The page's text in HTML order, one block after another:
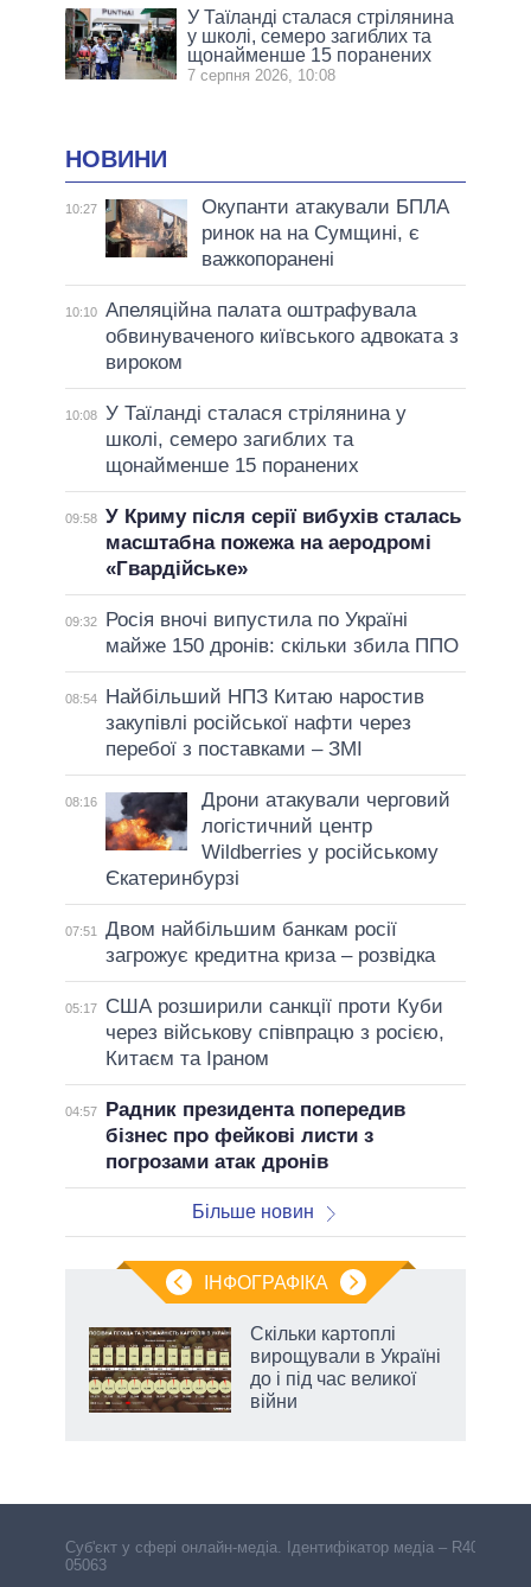
У Таїланді сталася стрілянина
у школі, семеро загиблих та
щонайменше 15 поранених
7 серпня 2026, 10:08
НОВИНИ
10:27
Окупанти атакували БПЛА
ринок на на Сумщині, є
важкопоранені
10:10 Апеляційна палата оштрафувала
обвинуваченого київського адвоката з
вироком
10:08 У Таїланді сталася стрілянина у
школі, семеро загиблих та
щонайменше 15 поранених
09:58 У Криму після серії вибухів сталась
масштабна пожежа на аеродромі
«Гвардійське»
09:32
Росія вночі випустила по Україні
майже 150 дронів: скільки збила ППО
08:54
Найбільший НПЗ Китаю наростив
закупівлі російської нафти через
перебої з поставками – ЗМІ
08:16
Дрони атакували черговий
логістичний центр
Wildberries у російському
Єкатеринбурзі
07:51 Двом найбільшим банкам росії
загрожує кредитна криза – розвідка
05:17
США розширили санкції проти Куби
через військову співпрацю з росією,
Китаєм та Іраном
04:57
Радник президента попередив
бізнес про фейкові листи з
погрозами атак дронів
Більше новин
ІНФОГРАФІКА
Скільки картоплі
вирощували в Україні
до і під час великої
війни
Cуб'єкт у сфері онлайн-медіа. Ідентифікатор медіа – R40-
05063